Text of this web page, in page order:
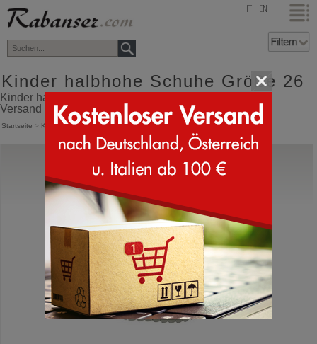
top EN
Kinder halbhohe Schuhe Größe 26
Kinder halbhohe Schuhe Größe 26 Online Shop mit
Versand direkt aus Italien
Startseite > Kinder >Halbhoch
Superfit
Flavia GoreTex